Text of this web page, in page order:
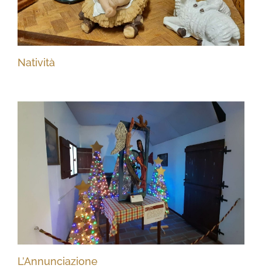
Natività
L’Annunciazione